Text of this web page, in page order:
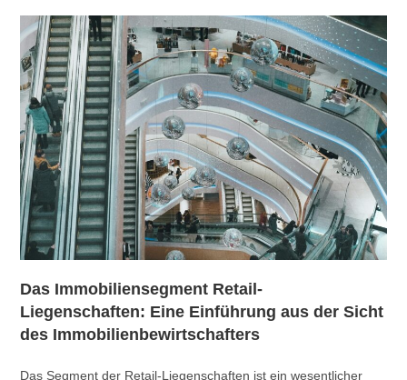
Das Immobiliensegment Retail-
Liegenschaften: Eine Einführung aus der Sicht
des Immobilienbewirtschafters
Das Segment der Retail-Liegenschaften ist ein wesentlicher